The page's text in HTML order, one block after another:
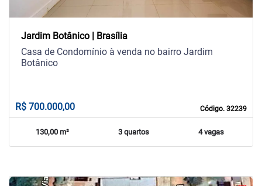
Jardim Botânico | Brasília
Código. 32239
Casa de Condomínio à venda no bairro Jardim
Botânico
R$ 700.000,00
130,00 m² 3 quartos 4 vagas